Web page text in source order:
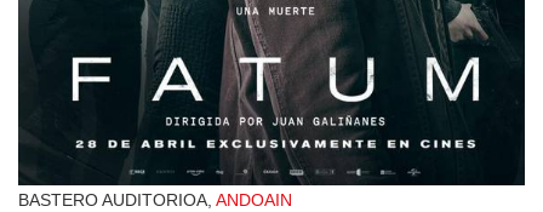
BASTERO AUDITORIOA, ANDOAIN